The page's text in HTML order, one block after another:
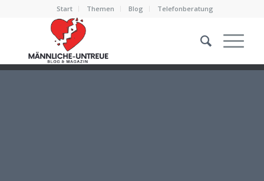
Start Themen Blog Telefonberatung